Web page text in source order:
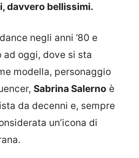
davvero bellissimi.
negli anni ’80 e
ad oggi, dove si sta
modella, personaggio
Sabrina Salerno è
da decenni e, sempre
un’icona di